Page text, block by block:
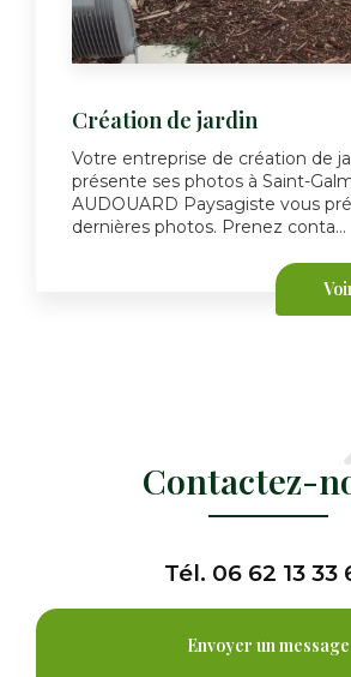
Création de jardin
Votre entreprise de création de
présente ses photos à Saint-
AUDOUARD Paysagiste vous
dernières photos. Prenez conta...
Contactez-
Tél. 06 62 13 33
Envoyer un message